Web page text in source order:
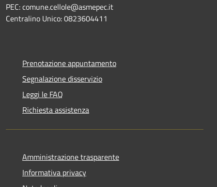
PEC: comune.cellole@asmepec.it
Centralino Unico: 0823604411
Prenotazione appuntamento
Segnalazione disservizio
Leggi le FAQ
Richiesta assistenza
Amministrazione trasparente
Informativa privacy